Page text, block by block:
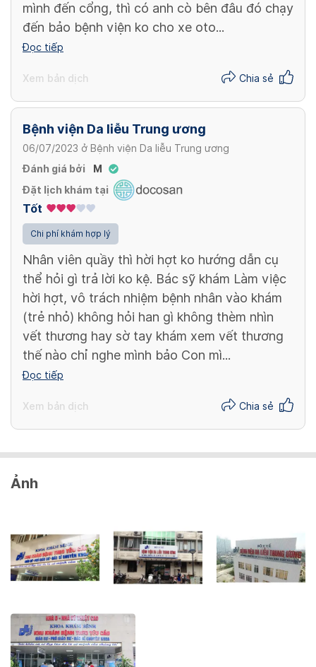
mình đến cổng, thì có anh cò bên đâu đó chạy
đến bảo bệnh viện ko cho xe oto...
Đọc tiếp
Xem bản dịch Chia sẻ
Bệnh viện Da liễu Trung ương
06/07/2023 ở Bệnh viện Da liễu Trung ương
Đánh giá bởi
M
Đặt lịch khám tại
Tốt
Chi phí khám hợp lý
Nhân viên quầy thì hời hợt ko hướng dẫn cụ
thể hỏi gì trả lời ko kệ. Bác sỹ khám Làm việc
hời hợt, vô trách nhiệm bệnh nhân vào khám
(trẻ nhỏ) không hỏi han gì không thèm nhìn
vết thương hay sờ tay khám xem vết thương
thế nào chỉ nghe mình bảo Con mì...
Đọc tiếp
Xem bản dịch Chia sẻ
Ảnh